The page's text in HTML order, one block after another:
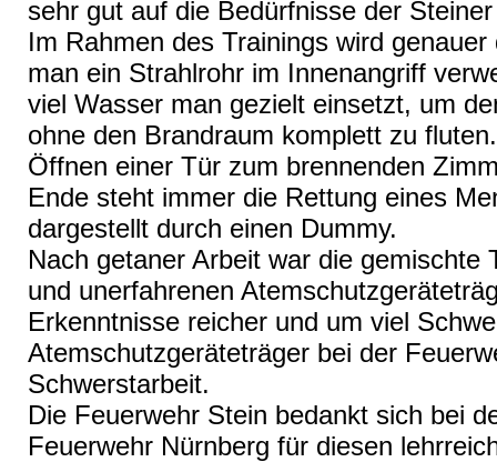
sehr gut auf die Bedürfnisse der
Im Rahmen des Trainings wird
man ein Strahlrohr im Innenangriff
viel Wasser man gezielt einsetzt, um
ohne den Brandraum komplett zu
Öffnen einer Tür zum brennenden
Ende steht immer die Rettung eines
dargestellt durch einen Dummy.
Nach getaner Arbeit war die gemischte
und unerfahrenen
Erkenntnisse reicher und um viel
Atemschutzgeräteträger bei der
Schwerstarbeit.
Die Feuerwehr Stein bedankt sich bei
Feuerwehr Nürnberg für diesen